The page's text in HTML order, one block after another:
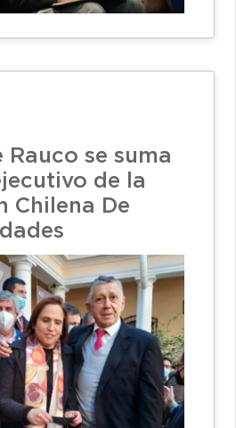
Rauco se suma
de la
Chilena De